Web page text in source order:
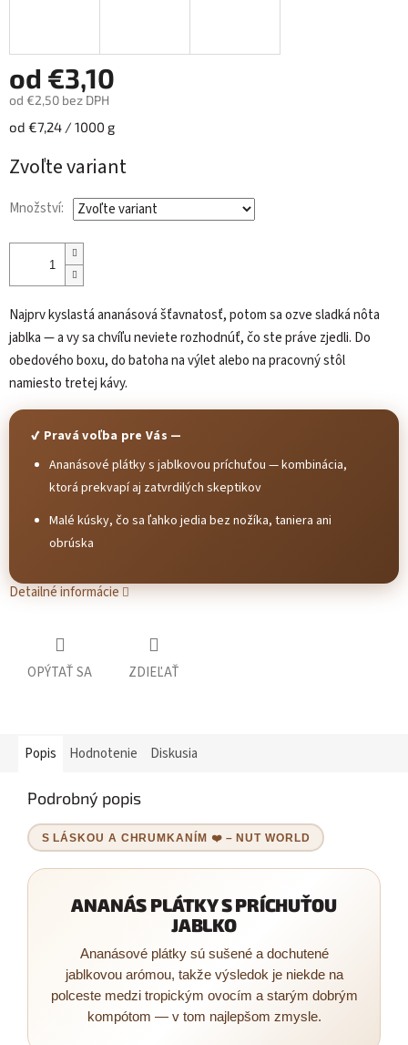
od €3,10
od €2,50 bez DPH
Jednotková
od €7,24 / 1000 g
Zvoľte variant
Množství:
Najprv kyslastá ananásová šťavnatosť, potom sa ozve sladká nôta
jablka — a vy sa chvíľu neviete rozhodnúť, čo ste práve zjedli. Do
obedového boxu, do batoha na výlet alebo na pracovný stôl
namiesto tretej kávy.
✔ Pravá voľba pre Vás —
Ananásové plátky s jablkovou príchuťou — kombinácia,
ktorá prekvapí aj zatvrdilých skeptikov
Malé kúsky, čo sa ľahko jedia bez nožíka, taniera ani
obrúska
Detailné informácie
OPÝTAŤ SA ZDIEĽAŤ
Popis Hodnotenie Diskusia
Podrobný popis
S LÁSKOU A CHRUMKANÍM ❤️ – NUT WORLD
ANANÁS PLÁTKY S PRÍCHUŤOU
JABLKO
Ananásové plátky sú sušené a dochutené
jablkovou arómou, takže výsledok je niekde na
polceste medzi tropickým ovocím a starým dobrým
kompótom — v tom najlepšom zmysle.